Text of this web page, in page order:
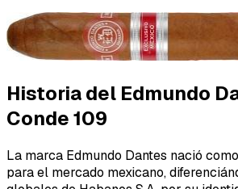
Historia del Edmundo
Conde 109
La marca Edmundo Dantes nació
para el mercado mexicano,